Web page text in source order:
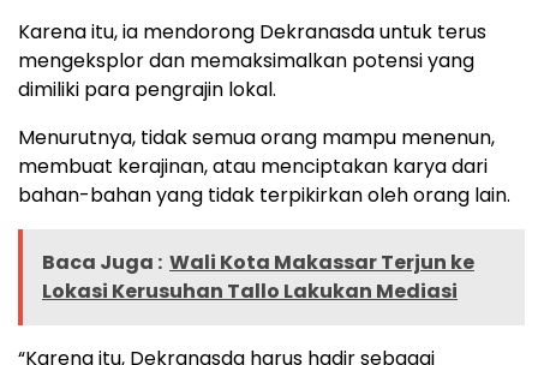
Karena itu, ia mendorong Dekranasda untuk terus
mengeksplor dan memaksimalkan potensi yang
dimiliki para pengrajin lokal.
Menurutnya, tidak semua orang mampu menenun,
membuat kerajinan, atau menciptakan karya dari
bahan-bahan yang tidak terpikirkan oleh orang lain.
Baca Juga : Wali Kota Makassar Terjun ke
Lokasi Kerusuhan Tallo Lakukan Mediasi
“Karena itu, Dekranasda harus hadir sebagai